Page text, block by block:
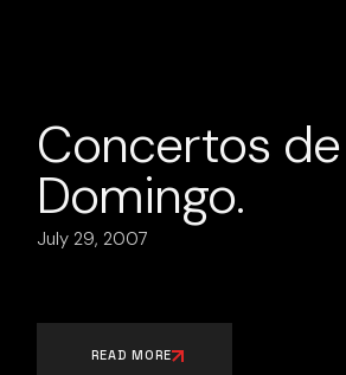
Concertos de
Domingo.
July 29, 2007
READ MORE